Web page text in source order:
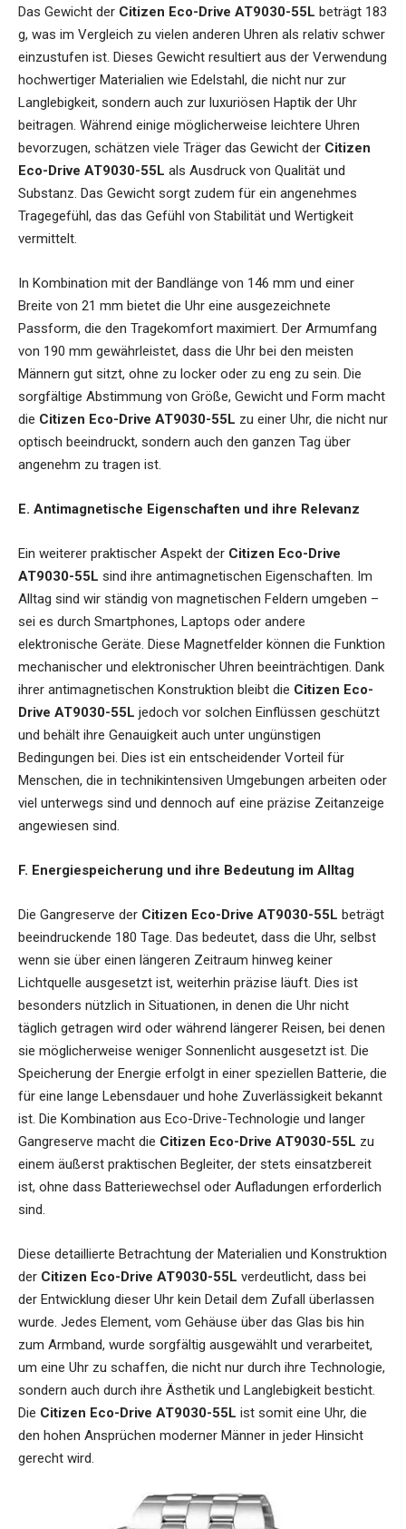
Das Gewicht der Citizen Eco-Drive AT9030-55L beträgt 183
g, was im Vergleich zu vielen anderen Uhren als relativ schwer
einzustufen ist. Dieses Gewicht resultiert aus der Verwendung
hochwertiger Materialien wie Edelstahl, die nicht nur zur
Langlebigkeit, sondern auch zur luxuriösen Haptik der Uhr
beitragen. Während einige möglicherweise leichtere Uhren
bevorzugen, schätzen viele Träger das Gewicht der Citizen
Eco-Drive AT9030-55L als Ausdruck von Qualität und
Substanz. Das Gewicht sorgt zudem für ein angenehmes
Tragegefühl, das das Gefühl von Stabilität und Wertigkeit
vermittelt.
In Kombination mit der Bandlänge von 146 mm und einer
Breite von 21 mm bietet die Uhr eine ausgezeichnete
Passform, die den Tragekomfort maximiert. Der Armumfang
von 190 mm gewährleistet, dass die Uhr bei den meisten
Männern gut sitzt, ohne zu locker oder zu eng zu sein. Die
sorgfältige Abstimmung von Größe, Gewicht und Form macht
die Citizen Eco-Drive AT9030-55L zu einer Uhr, die nicht nur
optisch beeindruckt, sondern auch den ganzen Tag über
angenehm zu tragen ist.
E. Antimagnetische Eigenschaften und ihre Relevanz
Ein weiterer praktischer Aspekt der Citizen Eco-Drive
AT9030-55L sind ihre antimagnetischen Eigenschaften. Im
Alltag sind wir ständig von magnetischen Feldern umgeben –
sei es durch Smartphones, Laptops oder andere
elektronische Geräte. Diese Magnetfelder können die Funktion
mechanischer und elektronischer Uhren beeinträchtigen. Dank
ihrer antimagnetischen Konstruktion bleibt die Citizen Eco-
Drive AT9030-55L jedoch vor solchen Einflüssen geschützt
und behält ihre Genauigkeit auch unter ungünstigen
Bedingungen bei. Dies ist ein entscheidender Vorteil für
Menschen, die in technikintensiven Umgebungen arbeiten oder
viel unterwegs sind und dennoch auf eine präzise Zeitanzeige
angewiesen sind.
F. Energiespeicherung und ihre Bedeutung im Alltag
Die Gangreserve der Citizen Eco-Drive AT9030-55L beträgt
beeindruckende 180 Tage. Das bedeutet, dass die Uhr, selbst
wenn sie über einen längeren Zeitraum hinweg keiner
Lichtquelle ausgesetzt ist, weiterhin präzise läuft. Dies ist
besonders nützlich in Situationen, in denen die Uhr nicht
täglich getragen wird oder während längerer Reisen, bei denen
sie möglicherweise weniger Sonnenlicht ausgesetzt ist. Die
Speicherung der Energie erfolgt in einer speziellen Batterie, die
für eine lange Lebensdauer und hohe Zuverlässigkeit bekannt
ist. Die Kombination aus Eco-Drive-Technologie und langer
Gangreserve macht die Citizen Eco-Drive AT9030-55L zu
einem äußerst praktischen Begleiter, der stets einsatzbereit
ist, ohne dass Batteriewechsel oder Aufladungen erforderlich
sind.
Diese detaillierte Betrachtung der Materialien und Konstruktion
der Citizen Eco-Drive AT9030-55L verdeutlicht, dass bei
der Entwicklung dieser Uhr kein Detail dem Zufall überlassen
wurde. Jedes Element, vom Gehäuse über das Glas bis hin
zum Armband, wurde sorgfältig ausgewählt und verarbeitet,
um eine Uhr zu schaffen, die nicht nur durch ihre Technologie,
sondern auch durch ihre Ästhetik und Langlebigkeit besticht.
Die Citizen Eco-Drive AT9030-55L ist somit eine Uhr, die
den hohen Ansprüchen moderner Männer in jeder Hinsicht
gerecht wird.